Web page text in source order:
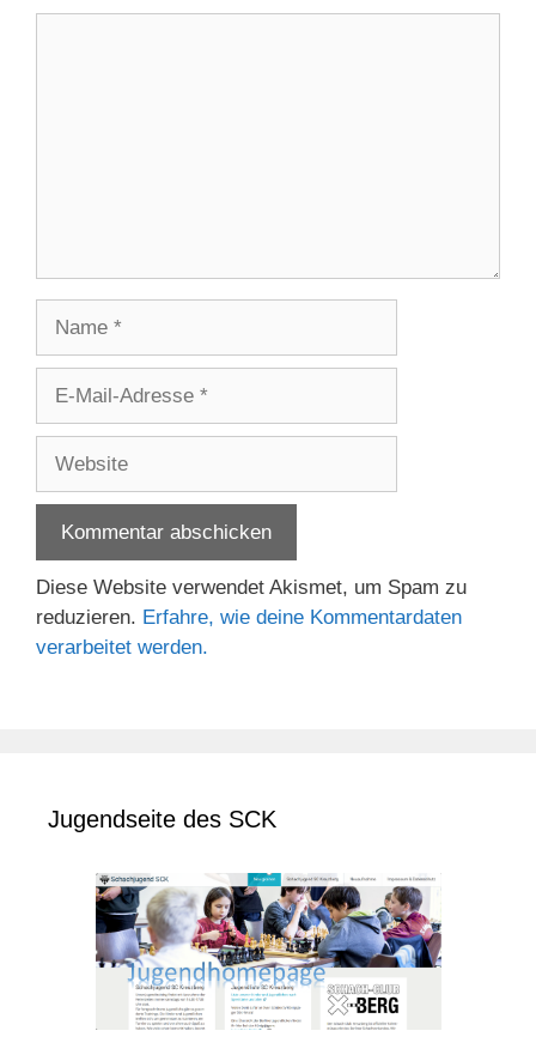
Adresse
Diese Website verwendet Akismet, um Spam zu
reduzieren. Erfahre, wie deine Kommentardaten
verarbeitet werden.
Jugendseite des SCK